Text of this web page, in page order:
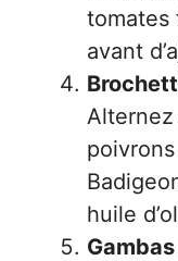
tomates
avant
huile